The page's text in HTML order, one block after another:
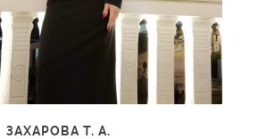
ЗАХАРОВА Т. А.